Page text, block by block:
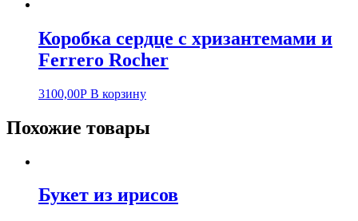
Коробка сердце с хризантемами и
Ferrero Rocher
3100,00Р В корзину
Похожие товары
Букет из ирисов